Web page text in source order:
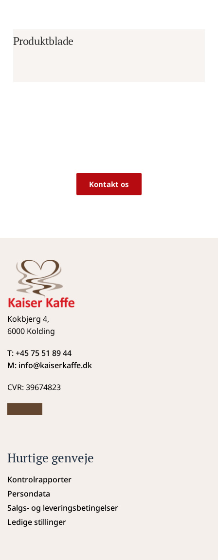
Produktblade
Kontakt os
Kokbjerg 4,
6000 Kolding
T: +45 75 51 89 44
M: info@kaiserkaffe.dk
CVR: 39674823
Hurtige genveje
Kontrolrapporter
Persondata
Salgs- og leveringsbetingelser
Ledige stillinger